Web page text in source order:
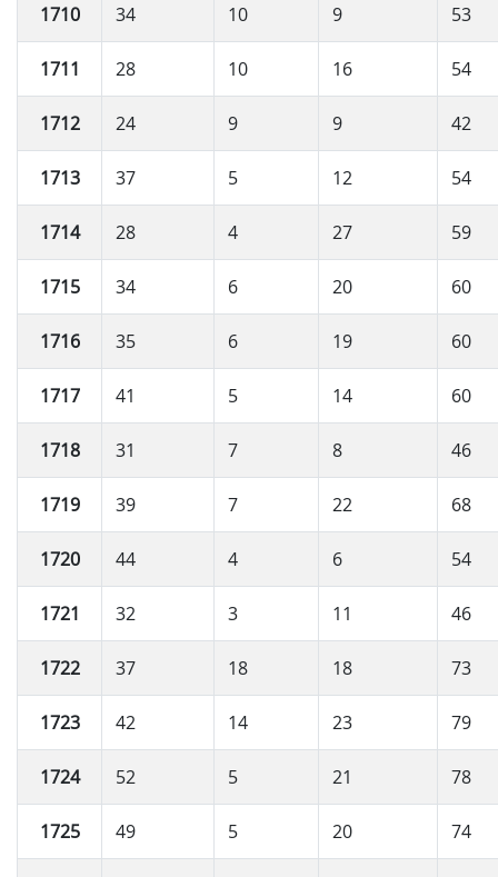
1710 34 10 9 53
1711 28 10 16 54
1712 24 9 9 42
1713 37 5 12 54
1714 28 4 27 59
1715 34 6 20 60
1716 35 6 19 60
1717 41 5 14 60
1718 31 7 8 46
1719 39 7 22 68
1720 44 4 6 54
1721 32 3 11 46
1722 37 18 18 73
1723 42 14 23 79
1724 52 5 21 78
1725 49 5 20 74